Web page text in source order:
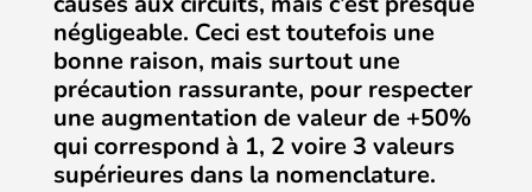
négligeable. Ceci est toutefois une
bonne raison, mais surtout une
précaution rassurante, pour respecter
une augmentation de valeur de +50%
qui correspond à 1, 2 voire 3 valeurs
supérieures dans la nomenclature.